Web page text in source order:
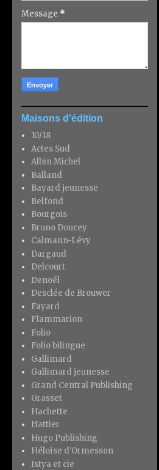
Message *
Maisons d'édition
10/18
Actes Sud
Albin Michel
Balland
Bayard jeunesse
Belfond
Bourgois
Bruno Doucey
Calmann-Lévy
Dargaud
Delcourt
Denoël
Desclée de Brouwer
Fayard
Flammarion
Folio
Folio bilingue
Gallimard
Gallimard jeunesse
Grand Central Publishing
Grasset
Hachette
Hattier
Hugo Publishing
Héloïse d'Ormesson
Istya et cie